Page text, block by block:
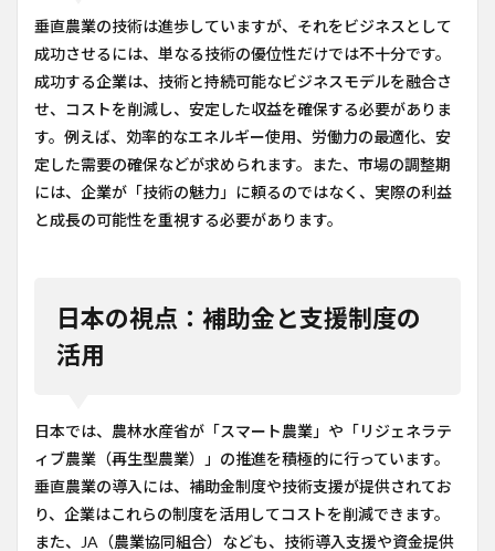
垂直農業の技術は進歩していますが、それをビジネスとして
成功させるには、単なる技術の優位性だけでは不十分です。
成功する企業は、技術と持続可能なビジネスモデルを融合さ
せ、コストを削減し、安定した収益を確保する必要がありま
す。例えば、効率的なエネルギー使用、労働力の最適化、安
定した需要の確保などが求められます。また、市場の調整期
には、企業が「技術の魅力」に頼るのではなく、実際の利益
と成長の可能性を重視する必要があります。
日本の視点：補助金と支援制度の
活用
日本では、農林水産省が「スマート農業」や「リジェネラテ
ィブ農業（再生型農業）」の推進を積極的に行っています。
垂直農業の導入には、補助金制度や技術支援が提供されてお
り、企業はこれらの制度を活用してコストを削減できます。
また、JA（農業協同組合）なども、技術導入支援や資金提供